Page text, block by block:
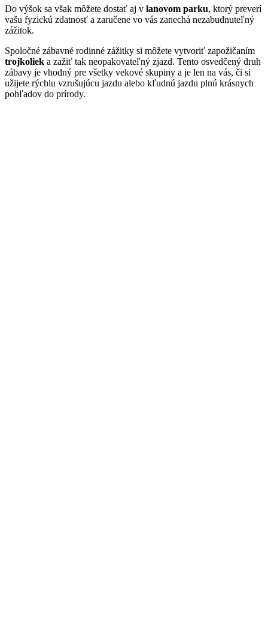
Do výšok sa však môžete dostať aj v lanovom parku, ktorý preverí
vašu fyzickú zdatnosť a zaručene vo vás zanechá nezabudnuteľný
zážitok.
Spoločné zábavné rodinné zážitky si môžete vytvoriť zapožičaním
trojkoliek a zažiť tak neopakovateľný zjazd. Tento osvedčený druh
zábavy je vhodný pre všetky vekové skupiny a je len na vás, či si
užijete rýchlu vzrušujúcu jazdu alebo kľudnú jazdu plnú krásnych
pohľadov do prírody.